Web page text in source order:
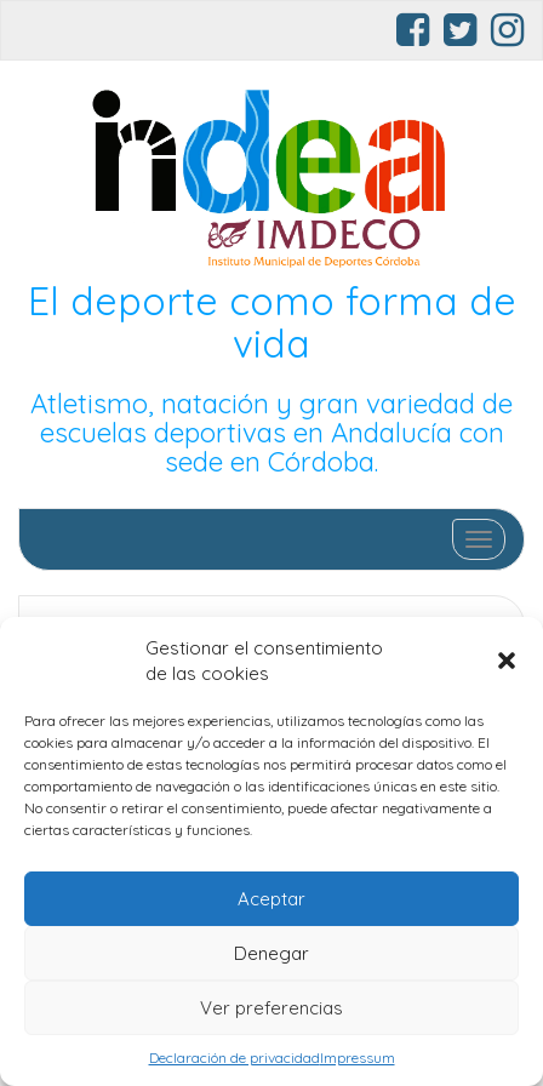
Gestionar el consentimiento
de las cookies
Para ofrecer las mejores experiencias, utilizamos tecnologías como las
cookies para almacenar y/o acceder a la información del dispositivo. El
consentimiento de estas tecnologías nos permitirá procesar datos como el
comportamiento de navegación o las identificaciones únicas en este sitio.
No consentir o retirar el consentimiento, puede afectar negativamente a
ciertas características y funciones.
Aceptar
Denegar
Ver preferencias
Declaración de privacidadImpressum
El deporte como forma de
vida
Atletismo, natación y gran variedad de
escuelas deportivas en Andalucía con
sede en Córdoba.
condiciones patrocinios
Protección de datos
Cookies
IAMSocial, un tema de WordPress de@aicragellebasi